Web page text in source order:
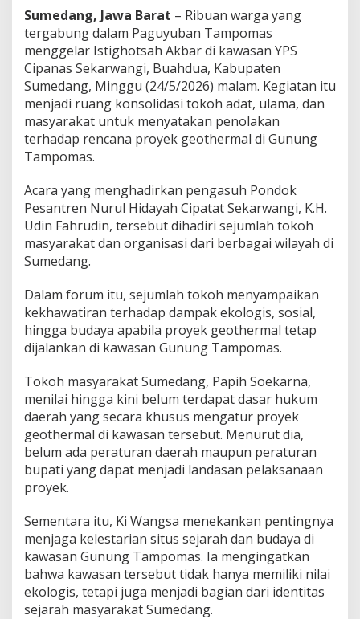
a
k
R
e
n
c
a
n
a
t
h
e
r
m
G
u
n
n
T
a
m
o
m
a
Sumedang, Jawa Barat – Ribuan warga yang
tergabung dalam Paguyuban Tampomas
menggelar Istighotsah Akbar di kawasan YPS
Cipanas Sekarwangi, Buahdua, Kabupaten
Sumedang, Minggu (24/5/2026) malam. Kegiatan itu
menjadi ruang konsolidasi tokoh adat, ulama, dan
masyarakat untuk menyatakan penolakan
terhadap rencana proyek geothermal di Gunung
Tampomas.
Acara yang menghadirkan pengasuh Pondok
Pesantren Nurul Hidayah Cipatat Sekarwangi, K.H.
Udin Fahrudin, tersebut dihadiri sejumlah tokoh
masyarakat dan organisasi dari berbagai wilayah di
Sumedang.
Dalam forum itu, sejumlah tokoh menyampaikan
kekhawatiran terhadap dampak ekologis, sosial,
hingga budaya apabila proyek geothermal tetap
dijalankan di kawasan Gunung Tampomas.
Tokoh masyarakat Sumedang, Papih Soekarna,
menilai hingga kini belum terdapat dasar hukum
daerah yang secara khusus mengatur proyek
geothermal di kawasan tersebut. Menurut dia,
belum ada peraturan daerah maupun peraturan
bupati yang dapat menjadi landasan pelaksanaan
proyek.
Sementara itu, Ki Wangsa menekankan pentingnya
menjaga kelestarian situs sejarah dan budaya di
kawasan Gunung Tampomas. Ia mengingatkan
bahwa kawasan tersebut tidak hanya memiliki nilai
ekologis, tetapi juga menjadi bagian dari identitas
sejarah masyarakat Sumedang.